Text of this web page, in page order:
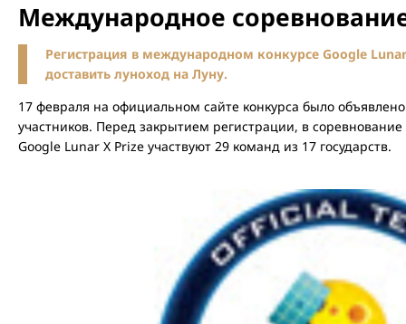
Международное
Регистрация в международном конкурсе Google
доставить луноход на Луну.
17 февраля на официальном сайте конкурса было
участников. Перед закрытием регистрации, в
Google Lunar X Prize участвуют 29 команд из 17 государств.